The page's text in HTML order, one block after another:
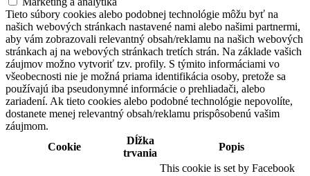
Tieto súbory cookies alebo podobnej technológie môžu byť na
našich webových stránkach nastavené nami alebo našimi partnermi,
aby vám zobrazovali relevantný obsah/reklamu na našich webových
stránkach aj na webových stránkach tretích strán. Na základe vašich
záujmov možno vytvoriť tzv. profily. S týmito informáciami vo
všeobecnosti nie je možná priama identifikácia osoby, pretože sa
používajú iba pseudonymné informácie o prehliadači, alebo
zariadení. Ak tieto cookies alebo podobné technológie nepovolíte,
dostanete menej relevantný obsah/reklamu prispôsobenú vašim
záujmom.
Cookie
Dĺžka
trvania
Popis
This cookie is set by Facebook